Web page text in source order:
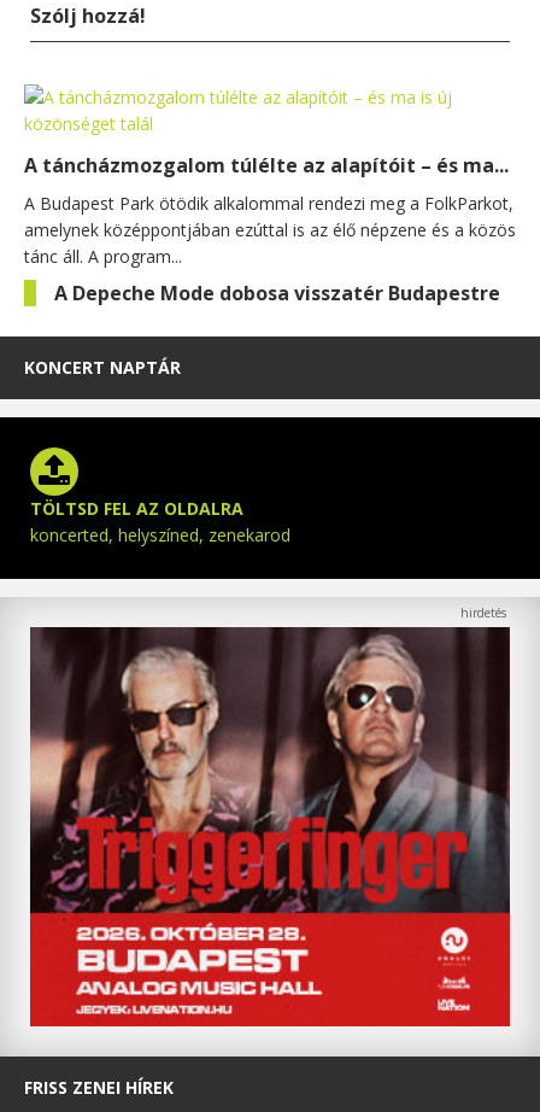
Szólj hozzá!
A táncházmozgalom túlélte az alapítóit – és ma...
A Budapest Park ötödik alkalommal rendezi meg a FolkParkot,
amelynek középpontjában ezúttal is az élő népzene és a közös
tánc áll. A program...
A Depeche Mode dobosa visszatér Budapestre
KONCERT NAPTÁR
TÖLTSD FEL AZ OLDALRA
koncerted, helyszíned, zenekarod
FRISS ZENEI HÍREK